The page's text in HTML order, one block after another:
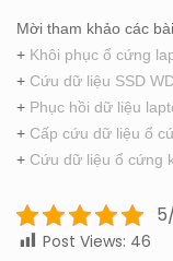
Mời tham khảo các
+ Khôi phục ổ cứng
+ Cứu dữ liệu SSD
+ Phục hồi dữ liệu
+ Cấp cứu dữ liệu ổ
+ Cứu dữ liệu ổ cứng
Post Views: 46